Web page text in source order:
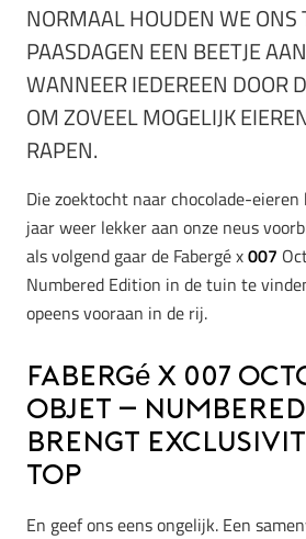
NORMAAL HOUDEN WE ONS
PAASDAGEN EEN BEETJE
WANNEER IEDEREEN DOOR
OM ZOVEEL MOGELIJK
RAPEN.
Die zoektocht naar chocolade-
jaar weer lekker aan onze neus
als volgend gaar de Fabergé x007
Numbered Edition in de tuin te
opeens vooraan in de rij.
Fabergé x 007
Objet –
brengt
top
En geef ons eens ongelijk. Een